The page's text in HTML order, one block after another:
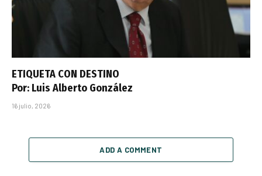
ETIQUETA CON DESTINO
Por: Luis Alberto González
16 julio, 2026
ADD A COMMENT